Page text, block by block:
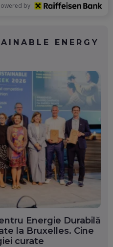
by
ENERGY
Energie Durabilă
la Bruxelles. Cine
curate